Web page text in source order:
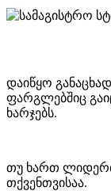
დაიწყო
ფარგლებშიც
ხარჯებს.
თუ ხართ ლიდერი,
თქვენთვისაა.